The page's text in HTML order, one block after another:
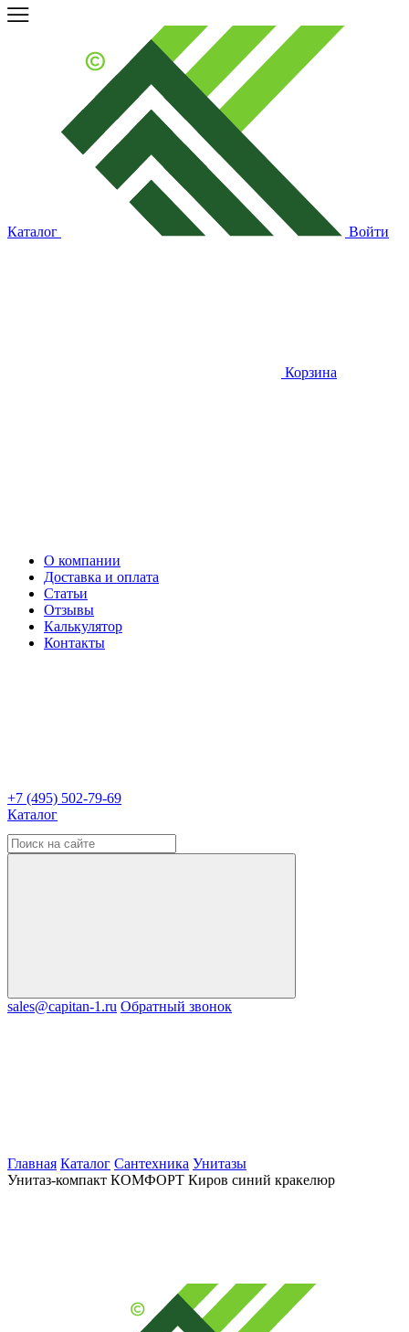
Каталог Войти
Корзина
О компании
Доставка и оплата
Статьи
Отзывы
Калькулятор
Контакты
+7 (495) 502-79-69
Каталог
sales@capitan-1.ru Обратный звонок
Главная Каталог Сантехника Унитазы
Унитаз-компакт КОМФОРТ Киров синий кракелюр